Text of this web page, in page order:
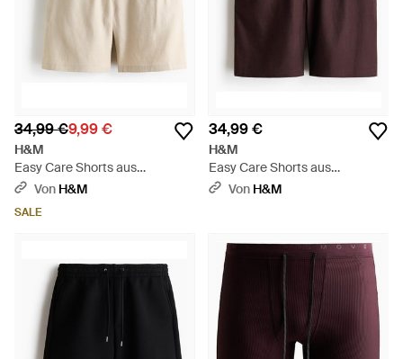
34,99 €9,99 €
H&M
Easy Care Shorts aus
Leinenmix in Relaxed Fit -
Von H&M
SALE
34,99 €
H&M
Easy Care Shorts aus
Leinenmix in Relaxed Fit -
Von H&M